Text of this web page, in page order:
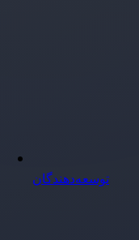
توسعه‌دهندگان